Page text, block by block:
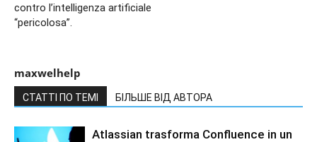
contro l’intelligenza artificiale
“pericolosa”.
maxwelhelp
СТАТТІ ПО ТЕМІ БІЛЬШЕ ВІД АВТОРА
Atlassian trasforma Confluence in un